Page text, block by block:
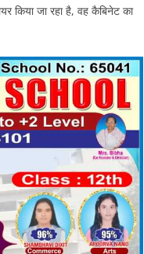
किया जा रहा है, वह कैबिनेट का